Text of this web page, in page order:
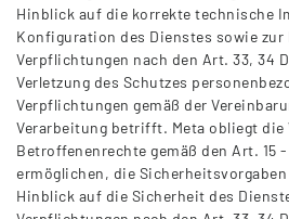
Hinblick auf die korrekte technische
Konfiguration des Dienstes sowie zur
Verpflichtungen nach den Art. 33, 34
Verletzung des Schutzes
Verpflichtungen gemäß der
Verarbeitung betrifft. Meta obliegt die
Betroffenenrechte gemäß den Art. 15 -
ermöglichen, die Sicherheitsvorgaben
Hinblick auf die Sicherheit des